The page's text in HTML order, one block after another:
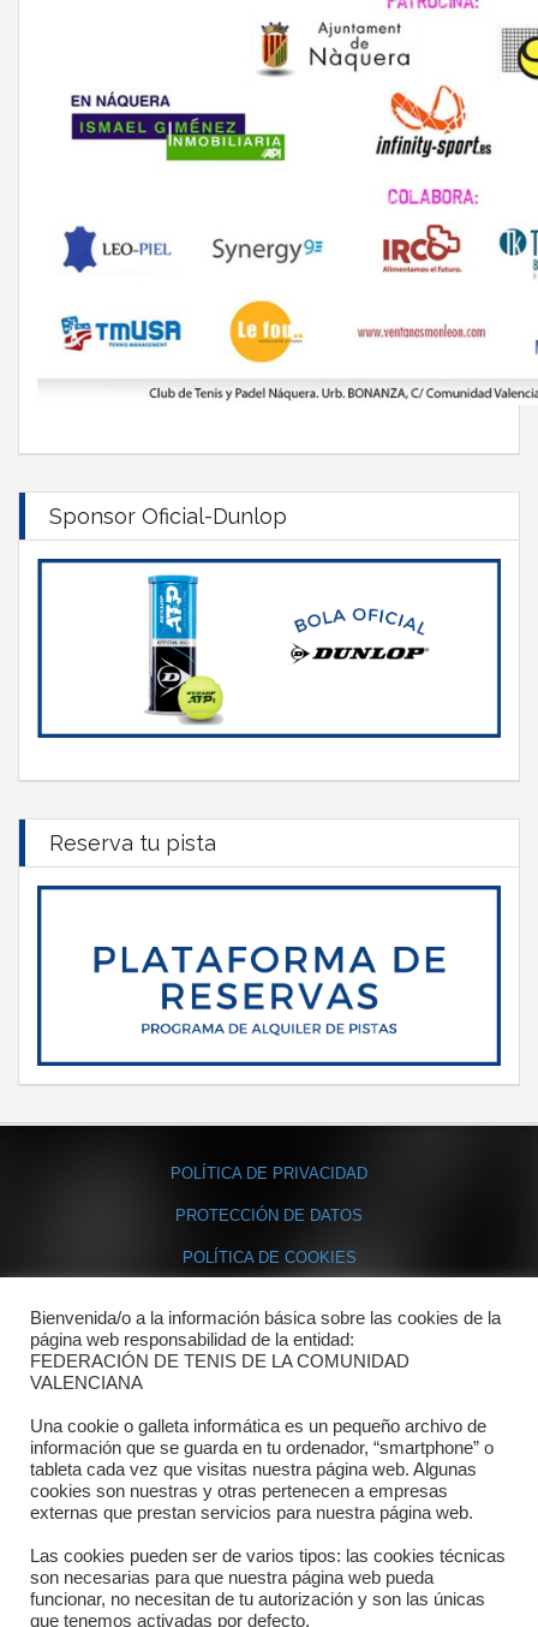
Sponsor Oficial-Dunlop
Reserva tu pista
POLÍTICA DE PRIVACIDAD
PROTECCIÓN DE DATOS
POLÍTICA DE COOKIES
Contacto
Dónde estamos
Directorio departamentos
Horario
Formulario de contacto
Bienvenida/o a la información básica sobre las cookies de la
página web responsabilidad de la entidad:
FEDERACIÓN DE TENIS DE LA COMUNIDAD
VALENCIANA
Una cookie o galleta informática es un pequeño archivo de
información que se guarda en tu ordenador, “smartphone” o
tableta cada vez que visitas nuestra página web. Algunas
cookies son nuestras y otras pertenecen a empresas
externas que prestan servicios para nuestra página web.
Las cookies pueden ser de varios tipos: las cookies técnicas
son necesarias para que nuestra página web pueda
funcionar, no necesitan de tu autorización y son las únicas
que tenemos activadas por defecto.